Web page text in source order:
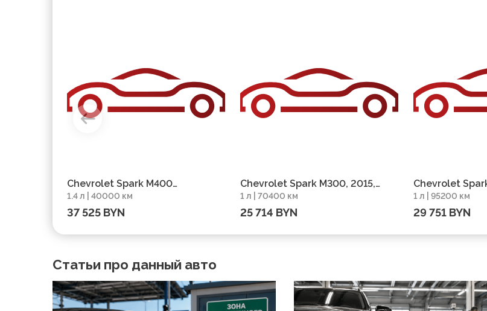
Chevrolet Spark M400
Рестайлинг, 2022, пробег
40000 км
1.4 л | 40000 км
37 525 BYN
Chevrolet Spark M300, 2015,
пробег 70400 км
1 л | 70400 км
25 714 BYN
Chevrolet
пробег 95200
1 л | 95200 км
29 751 BYN
Статьи про данный авто